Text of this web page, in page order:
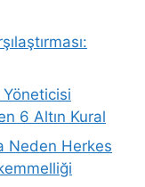
Yöneticisi
6 Altın Kural
Neden Herkes